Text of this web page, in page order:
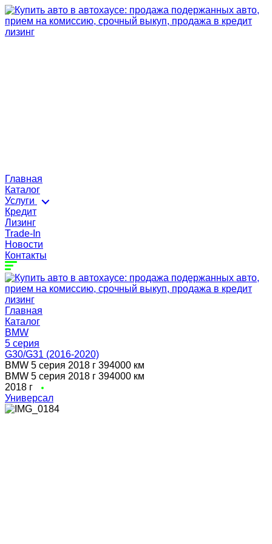
Главная
Каталог
Услуги
Кредит
Лизинг
Trade-In
Новости
Контакты
Главная
Каталог
BMW
5 серия
G30/G31 (2016-2020)
BMW 5 серия 2018 г 394000 км
BMW 5 серия 2018 г 394000 км
2018 г
Универсал